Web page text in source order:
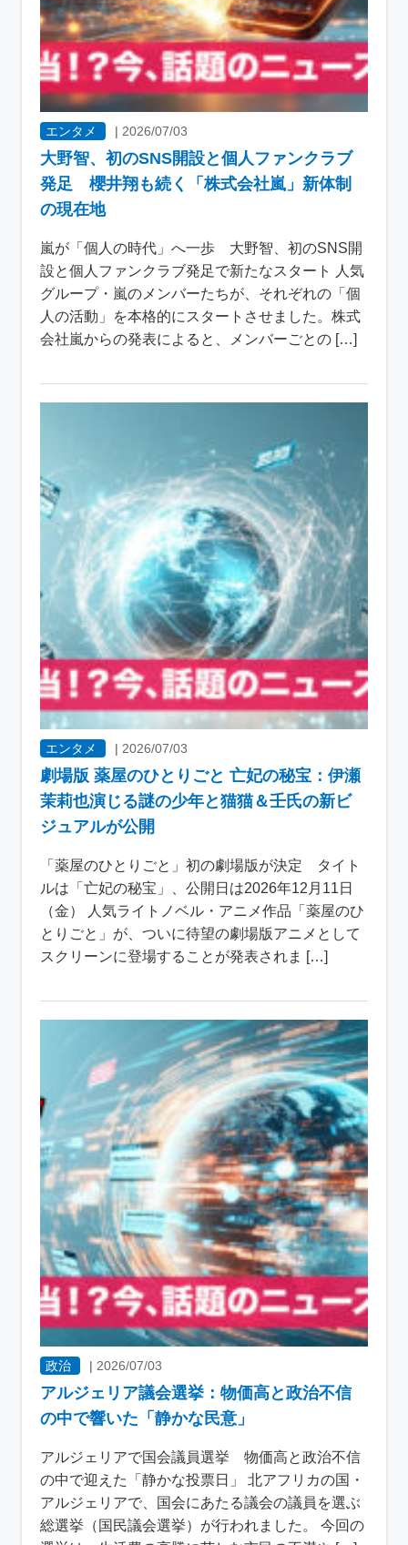
エンタメ | 2026/07/03
大野智、初のSNS開設と個人ファンクラブ
発足 櫻井翔も続く「株式会社嵐」新体制
の現在地
嵐が「個人の時代」へ一歩 大野智、初のSNS開
設と個人ファンクラブ発足で新たなスタート 人気
グループ・嵐のメンバーたちが、それぞれの「個
人の活動」を本格的にスタートさせました。株式
会社嵐からの発表によると、メンバーごとの […]
エンタメ | 2026/07/03
劇場版 薬屋のひとりごと 亡妃の秘宝：伊瀬
茉莉也演じる謎の少年と猫猫＆壬氏の新ビ
ジュアルが公開
「薬屋のひとりごと」初の劇場版が決定 タイト
ルは「亡妃の秘宝」、公開日は2026年12月11日
（金） 人気ライトノベル・アニメ作品「薬屋のひ
とりごと」が、ついに待望の劇場版アニメとして
スクリーンに登場することが発表されま […]
政治 | 2026/07/03
アルジェリア議会選挙：物価高と政治不信
の中で響いた「静かな民意」
アルジェリアで国会議員選挙 物価高と政治不信
の中で迎えた「静かな投票日」 北アフリカの国・
アルジェリアで、国会にあたる議会の議員を選ぶ
総選挙（国民議会選挙）が行われました。 今回の